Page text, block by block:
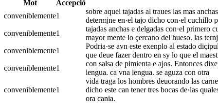
Mot
Accepció
conveniblemente1
sobre aquel tajadas al traues las mas
determjne en·el tajo dicho con·el cuchillo
conveniblemente1
tajadas anchas e delgadas con·el primero
mayor mente lo çercano del hueso. las
conveniblemente1
Podria·se avn este exenplo al estado
que deue fazer dentro en sy lo que el
conveniblemente1
con salsa de pimienta e ajos. Entonces
lengua. ca vna lengua. se aguza con otra
conveniblemente1
vida traga los hombres deuorando las
dicho este can tener tres bocas de·las
ora cania.